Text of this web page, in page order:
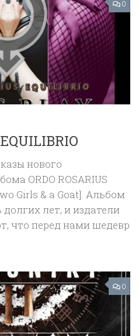
0
нового
ORDO ROSARIUS
Girls & a Goat]. Альбом
лет, и издатели
что перед нами шедевр
0